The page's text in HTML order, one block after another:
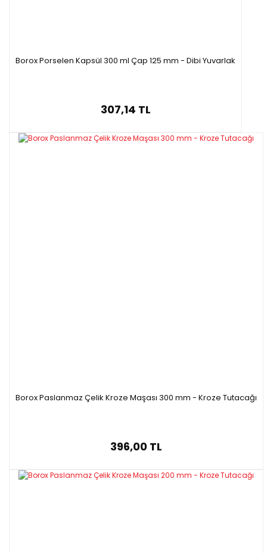
Borox Porselen Kapsül 300 ml Çap 125 mm - Dibi Yuvarlak
307,14 TL
Borox Paslanmaz Çelik Kroze Maşası 300 mm - Kroze Tutacağı
396,00 TL